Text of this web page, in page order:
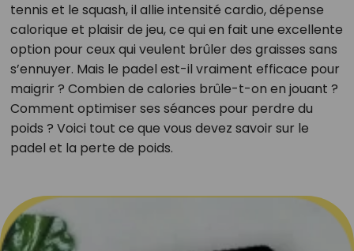
tennis et le squash, il allie intensité cardio, dépense
calorique et plaisir de jeu, ce qui en fait une excellente
option pour ceux qui veulent brûler des graisses sans
s’ennuyer. Mais le padel est-il vraiment efficace pour
maigrir ? Combien de calories brûle-t-on en jouant ?
Comment optimiser ses séances pour perdre du
poids ? Voici tout ce que vous devez savoir sur le
padel et la perte de poids.